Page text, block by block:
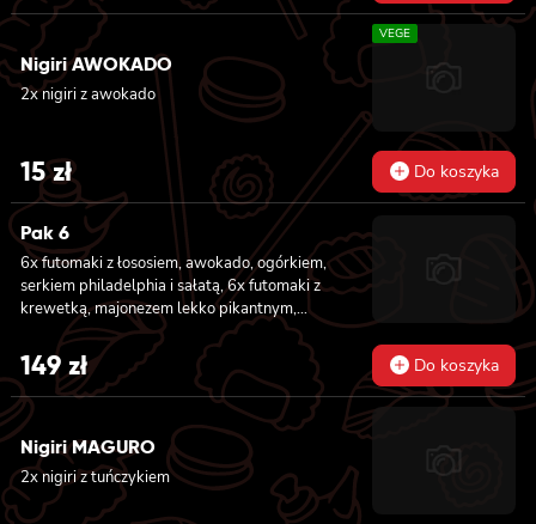
Nigiri AWOKADO
2x nigiri z awokado
VEGE
15zł Do koszyka
Pak 6
6x futomaki z łososiem, awokado, ogórkiem,
serkiem philadelphia i sałatą, 6x futomaki z
krewetką, majonezem lekko pikantnym,
ogórkiem i sałatą, 6x futomaki z tatarem z
łososia lekko pikantnym, ogórkiem, awokado,
kanpyo, sałatą, masago, szczepiorek, sezam,
8x hosomaki z łososiem, 8x california z
krewetką w tempurze, majonezem lekko
pikantnym, ogórkiem, sezamem i masago, 8x
california z łososiem, ogórkiem, serkiem
philadelphia, awokado i masago
149zł Do koszyka
Nigiri MAGURO
2x nigiri z tuńczykiem